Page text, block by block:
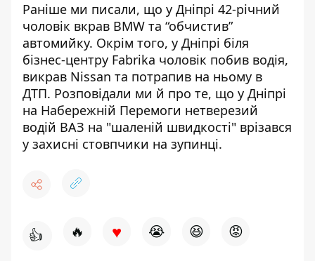
Раніше ми писали, що у Дніпрі 42-річний
чоловік вкрав BMW та “обчистив”
автомийку. Окрім того, у Дніпрі біля
бізнес-центру Fabrika чоловік побив водія,
викрав Nissan та потрапив на ньому в
ДТП. Розповідали ми й про те, що у Дніпрі
на Набережній Перемоги нетверезий
водій ВАЗ на "шаленій швидкості" врізався
у захисні стовпчики на зупинці.
👍 🔥 ♥ 😭 😆 😡